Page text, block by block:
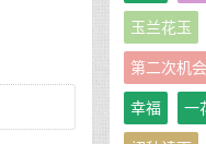
玉兰花玉
第二次机会
幸福 一